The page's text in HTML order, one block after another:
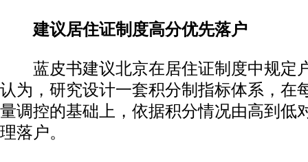
建议居住证制度高分优先落户
蓝皮书建议北京在居住证制度中规定
认为，研究设计一套积分制指标体系，在
量调控的基础上，依据积分情况由高到低
理落户。